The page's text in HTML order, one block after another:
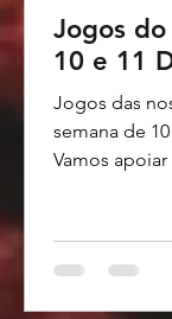
Jogos
10 e 11
Jogos das
semana de
Vamos